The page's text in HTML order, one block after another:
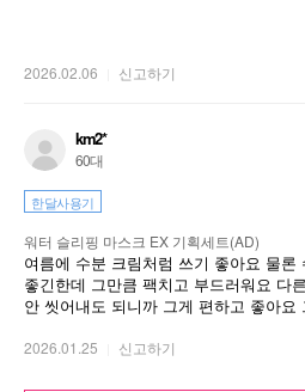
2026.02.06 신고하기
km2*
60대
한달사용기
워터 슬리핑 마스크 EX 기획세트(AD)
여름에 수분 크림처럼 쓰기 좋아요 물론
좋긴한데 그만큼 팩치고 부드러워요 다
안 씻어내도 되니까 그게 편하고 좋아요
2026.01.25 신고하기